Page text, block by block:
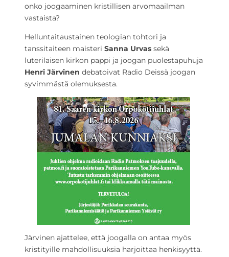
onko joogaaminen kristillisen arvomaailman
vastaista?
Helluntaitaustainen teologian tohtori ja
tanssitaiteen maisteri Sanna Urvas sekä
luterilaisen kirkon pappi ja joogan puolestapuhuja
Henri Järvinen debatoivat Radio Deissä joogan
syvimmästä olemuksesta.
Järvinen ajattelee, että joogalla on antaa myös
kristityille mahdollisuuksia harjoittaa henkisyyttä.